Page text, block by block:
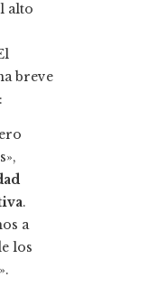
alto
breve
.
a
los